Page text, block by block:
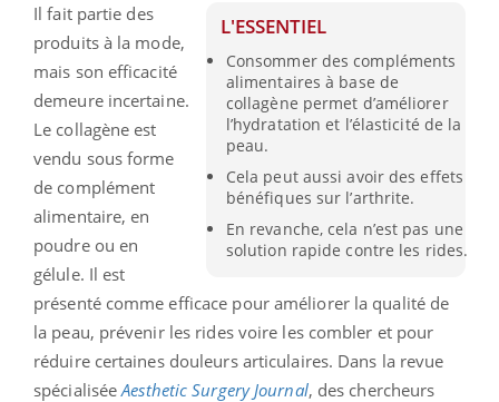
L'ESSENTIEL
Consommer des compléments
alimentaires à base de
collagène permet d’améliorer
l’hydratation et l’élasticité de la
peau.
Cela peut aussi avoir des effets
bénéfiques sur l’arthrite.
En revanche, cela n’est pas une
solution rapide contre les rides.
Il fait partie des
produits à la mode,
mais son efficacité
demeure incertaine.
Le collagène est
vendu sous forme
de complément
alimentaire, en
poudre ou en
gélule. Il est
présenté comme efficace pour améliorer la qualité de
la peau, prévenir les rides voire les combler et pour
réduire certaines douleurs articulaires. Dans la revue
spécialiséeAesthetic Surgery Journal, des chercheurs